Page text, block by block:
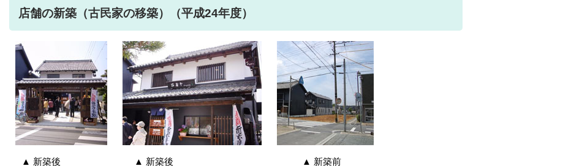
店舗の新築（古民家の移築）（平成24年度）
▲ 新築後 ▲ 新築後 ▲ 新築前